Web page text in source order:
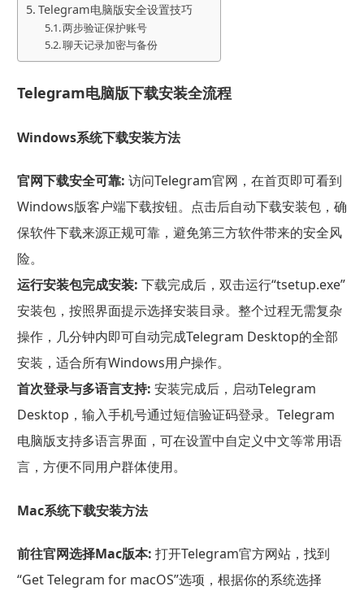
Telegram电脑版安全设置技巧
两步验证保护账号
聊天记录加密与备份
Telegram电脑版下载安装全流程
Windows系统下载安装方法
官网下载安全可靠: 访问Telegram官网，在首页即可看到
Windows版客户端下载按钮。点击后自动下载安装包，确
保软件下载来源正规可靠，避免第三方软件带来的安全风
险。
运行安装包完成安装: 下载完成后，双击运行“tsetup.exe”
安装包，按照界面提示选择安装目录。整个过程无需复杂
操作，几分钟内即可自动完成Telegram Desktop的全部
安装，适合所有Windows用户操作。
首次登录与多语言支持: 安装完成后，启动Telegram
Desktop，输入手机号通过短信验证码登录。Telegram
电脑版支持多语言界面，可在设置中自定义中文等常用语
言，方便不同用户群体使用。
Mac系统下载安装方法
前往官网选择Mac版本: 打开Telegram官方网站，找到
“Get Telegram for macOS”选项，根据你的系统选择